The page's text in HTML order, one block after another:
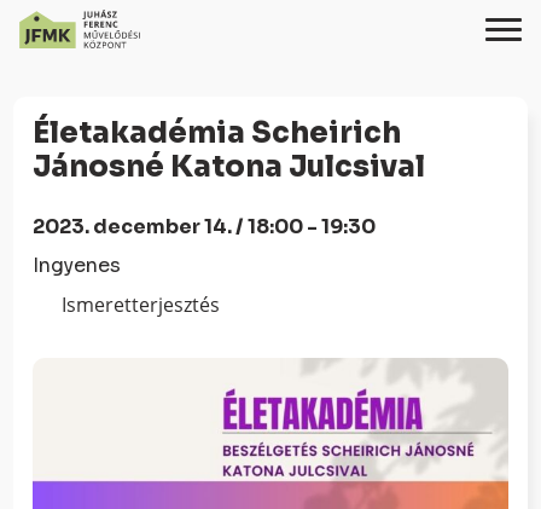
Content
navigációhoz
Életakadémia Scheirich
Jánosné Katona Julcsival
2023. december 14. / 18:00 - 19:30
Ingyenes
Ismeretterjesztés